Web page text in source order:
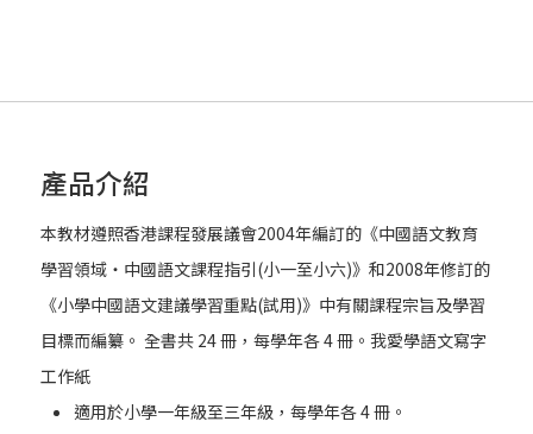
產品介紹
本教材遵照香港課程發展議會2004年編訂的《中國語文教育
學習領域‧中國語文課程指引(小一至小六)》和2008年修訂的
《小學中國語文建議學習重點(試用)》中有關課程宗旨及學習
目標而編纂。 全書共 24 冊，每學年各 4 冊。我愛學語文寫字
工作紙
適用於小學一年級至三年級，每學年各 4 冊。